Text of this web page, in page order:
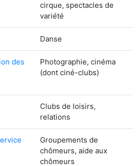
cirque, spectacles de
variété
Danse
des
Photographie, cinéma
(dont ciné-clubs)
Clubs de loisirs,
relations
Groupements de
chômeurs, aide aux
chômeurs